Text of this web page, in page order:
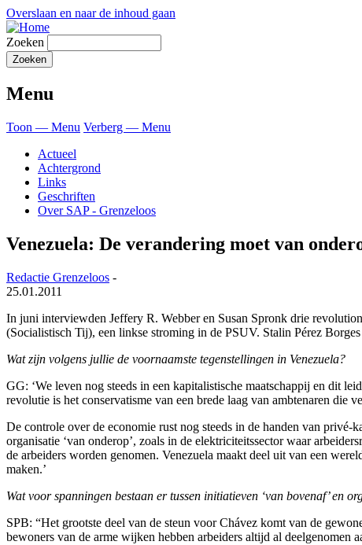
Overslaan en naar de inhoud gaan
Zoeken
Menu
Toon — Menu Verberg — Menu
Actueel
Achtergrond
Links
Geschriften
Over SAP - Grenzeloos
Venezuela: De verandering moet van
Redactie Grenzeloos -
25.01.2011
In juni interviewden Jeffery R. Webber en Susan Spronk drie
(Socialistisch Tij), een linkse stroming in de PSUV. Stalin Pérez
Wat zijn volgens jullie de voornaamste tegenstellingen in Venezuela?
GG: ‘We leven nog steeds in een kapitalistische maatschappij en dit
revolutie is het conservatisme van een brede laag van ambtenaren die
De controle over de economie rust nog steeds in de handen van
organisatie ‘van onderop’, zoals in de elektriciteitssector waar
de arbeiders worden genomen. Venezuela maakt deel uit van een
maken.’
Wat voor spanningen bestaan er tussen initiatieven ‘van bovenaf’ en
SPB: “Het grootste deel van de steun voor Chávez komt van de
bewoners van de arme wijken hebben arbeiders altijd al deelgenomen